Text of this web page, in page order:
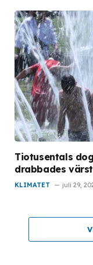
Tiotusentals
drabbades värst
KLIMATET juli 29,